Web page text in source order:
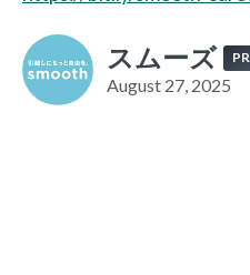
スムーズ
August 27, 2025